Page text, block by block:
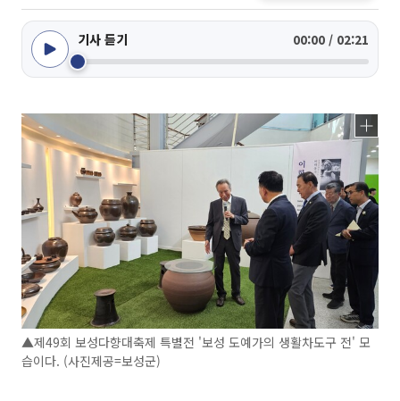
기사 듣기 00:00 / 02:21
▲제49회 보성다향대축제 특별전 '보성 도예가의 생활차도구 전' 모
습이다. (사진제공=보성군)